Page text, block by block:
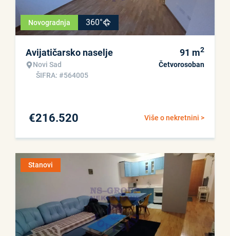
Novogradnja 360°
Avijatičarsko naselje
Novi Sad
ŠIFRA: #564005
91 m2
Četvorosoban
Više o nekretnini >
€216.520
Stanovi